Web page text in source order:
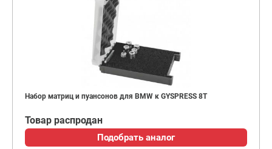
Набор матриц и пуансонов для BMW к GYSPRESS 8T
Товар распродан
Подобрать аналог